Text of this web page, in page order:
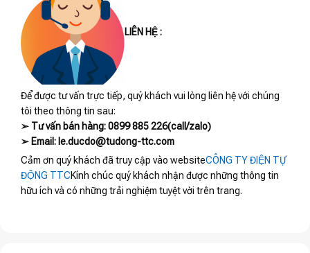
LIÊN HỆ :
Để được tư vấn trực tiếp, quý khách vui lòng liên hệ với chúng
tôi theo thông tin sau:
➢ Tư vấn bán hàng: 0899 885 226(call/zalo)
➢ Email: le.ducdo@tudong-ttc.com
Cảm ơn quý khách đã truy cập vào websiteCÔNG TY ĐIỆN TỰ
ĐỘNG TTCKính chúc quý khách nhận được những thông tin
hữu ích và có những trải nghiệm tuyệt vời trên trang.